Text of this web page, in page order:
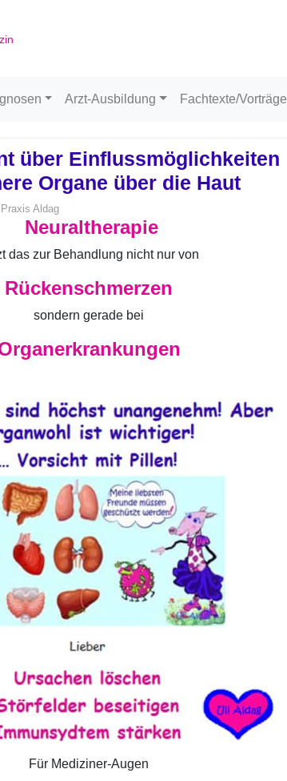
Arzt-Ausbildung Fachtexte/Vorträge
über Einflussmöglichkeiten
Organe über die Haut
Praxis Aldag
Neuraltherapie
das zur Behandlung nicht nur von
Rückenschmerzen
sondern gerade bei
Für Mediziner-Augen